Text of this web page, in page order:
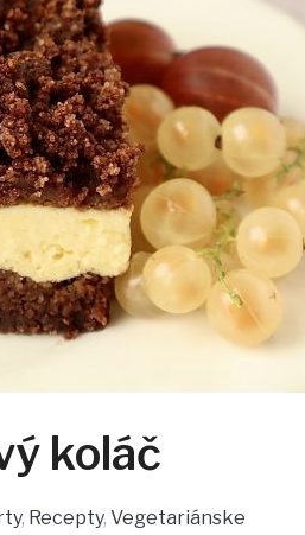
koláč
, Recepty, Vegetariánske